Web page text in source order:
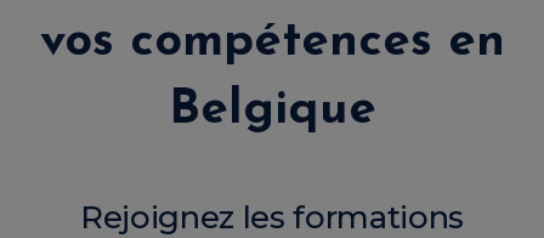
vos compétences en
Belgique
Rejoignez les formations